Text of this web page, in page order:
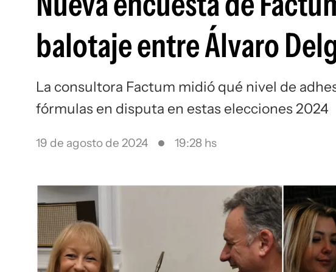
balotaje entre Álvaro
La consultora Factum midió qué nivel de
fórmulas en disputa en estas elecciones 2024
19 de agosto de 2024 19:28 hs